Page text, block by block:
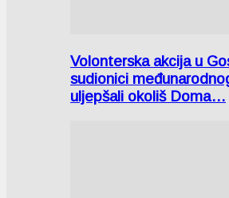
Volonterska akcija u
sudionici
uljepšali okoliš Doma…